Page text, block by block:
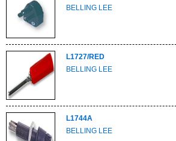
BELLING LEE
L1727/RED
BELLING LEE
L1744A
BELLING LEE